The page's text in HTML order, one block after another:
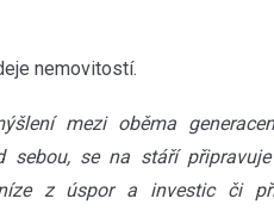
nemovitostí.
mezi oběma
sebou, se na stáří
z úspor a investic či